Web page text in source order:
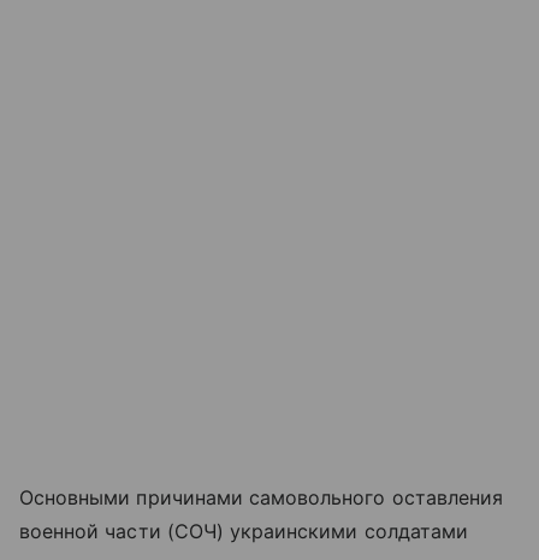
Основными причинами самовольного оставления
военной части (СОЧ) украинскими солдатами